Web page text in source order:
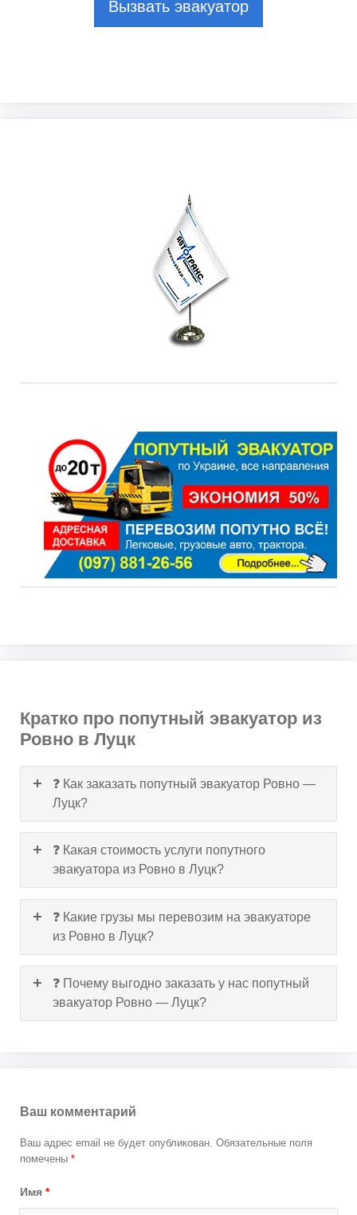
Вызвать эвакуатор
Кратко про попутный эвакуатор из
Ровно в Луцк
❓ Как заказать попутный эвакуатор Ровно —
Луцк?
❓ Какая стоимость услуги попутного
эвакуатора из Ровно в Луцк?
❓ Какие грузы мы перевозим на эвакуаторе
из Ровно в Луцк?
❓ Почему выгодно заказать у нас попутный
эвакуатор Ровно — Луцк?
Ваш комментарий
Ваш адрес email не будет опубликован. Обязательные поля
помечены *
Имя *